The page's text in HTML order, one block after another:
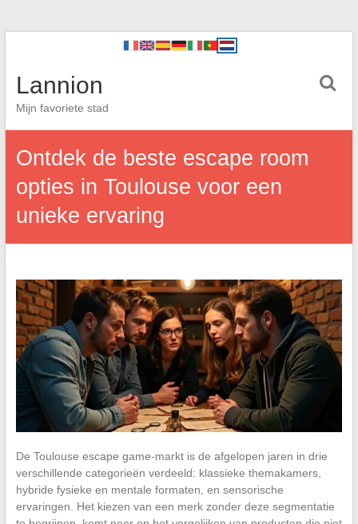
Lannion
Mijn favoriete stad
Ontdek de beste escape room
opties in Toulouse voor een
unieke ervaring
De Toulouse escape game-markt is de afgelopen jaren in drie
verschillende categorieën verdeeld: klassieke themakamers,
hybride fysieke en mentale formaten, en sensorische
ervaringen. Het kiezen van een merk zonder deze segmentatie